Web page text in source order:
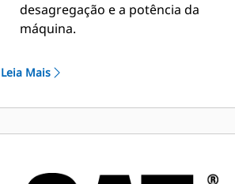
desagregação e a potência da
máquina.
duplo melhora o fluxo do material na
apoio garante que o fundo da
nível máximo durante a escavação.
Leia Mais